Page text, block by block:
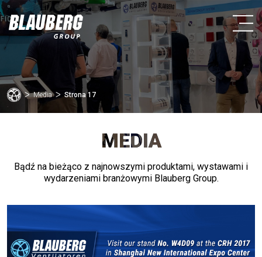
ᐳ Media ᐳ Strona 17
MEDIA
Bądź na bieżąco z najnowszymi produktami, wystawami i
wydarzeniami branżowymi Blauberg Group.